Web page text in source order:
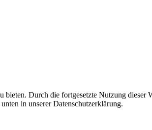
Durch die fortgesetzte Nutzung dieser
in unserer Datenschutzerklärung.